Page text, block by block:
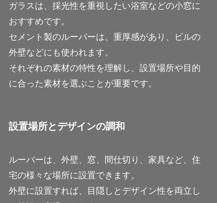
ガラスは、採光性を重視したい浴室などの小窓に
おすすめです。
セメント製のルーバーは、重厚感があり、ビルの
外壁などにも使われます。
それぞれの素材の特性を理解し、設置場所や目的
に合った素材を選ぶことが重要です。
設置場所とデザインの調和
ルーバーは、外壁、窓、間仕切り、家具など、住
宅の様々な場所に設置できます。
外壁に設置すれば、目隠しとデザイン性を両立し